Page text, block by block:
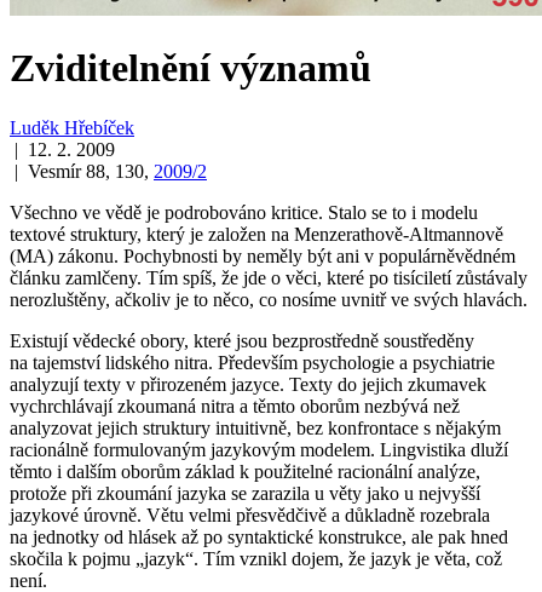
Zviditelnění významů
Luděk Hřebíček
| 12. 2. 2009
| Vesmír 88, 130, 2009/2
Všechno ve vědě je podrobováno kritice. Stalo se to i modelu
textové struktury, který je založen na Menzerathově-Altmannově
(MA) zákonu. Pochybnosti by neměly být ani v populárněvědném
článku zamlčeny. Tím spíš, že jde o věci, které po tisíciletí zůstávaly
nerozluštěny, ačkoliv je to něco, co nosíme uvnitř ve svých hlavách.
Existují vědecké obory, které jsou bezprostředně soustředěny
na tajemství lidského nitra. Především psychologie a psychiatrie
analyzují texty v přirozeném jazyce. Texty do jejich zkumavek
vychrchlávají zkoumaná nitra a těmto oborům nezbývá než
analyzovat jejich struktury intuitivně, bez konfrontace s nějakým
racionálně formulovaným jazykovým modelem. Lingvistika dluží
těmto i dalším oborům základ k použitelné racionální analýze,
protože při zkoumání jazyka se zarazila u věty jako u nejvyšší
jazykové úrovně. Větu velmi přesvědčivě a důkladně rozebrala
na jednotky od hlásek až po syntaktické konstrukce, ale pak hned
skočila k pojmu „jazyk“. Tím vznikl dojem, že jazyk je věta, což
není.